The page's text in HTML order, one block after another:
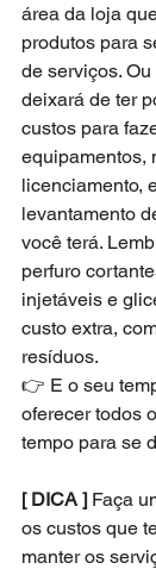
área da loja
produtos para
de serviços.
deixará de ter
custos para
equipamentos,
licenciamento,
levantamento
você terá.
perfuro
injetáveis e
custo extra,
resíduos.
👉 E o seu
oferecer todos
tempo para se
[ DICA ] Faça
os custos que
manter os